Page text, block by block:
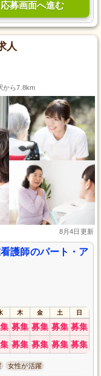
応募画面へ進む
人
から7.8km
8月4日更新
護師のパート・ア
木 金 土 日
募集 募集 募集 募集
募集 募集 募集 募集
女性が活躍